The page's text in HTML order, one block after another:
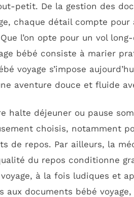
petit. De la gestion des
chaque détail compte
l’on opte pour un vol
bébé consiste à marier
voyage s’impose
aventure douce et fluide
halte déjeuner ou pause
choisis, notamment
de repos. Par ailleurs, la
du repos conditionne
à la fois ludiques et
documents bébé